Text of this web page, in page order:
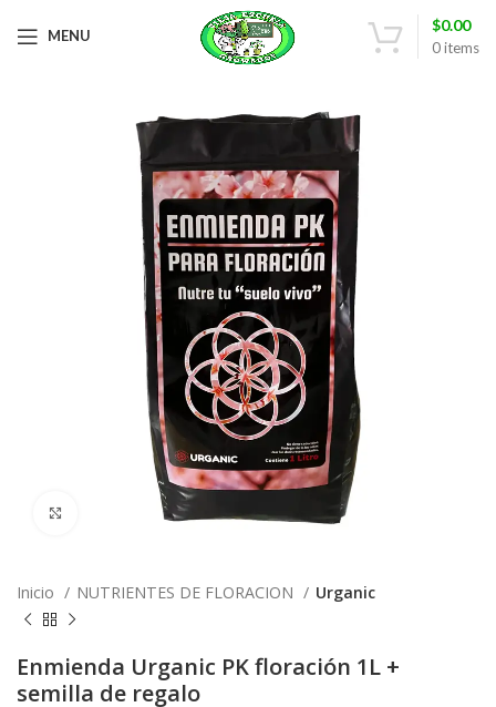
MENU
0items
$0.00
Click to enlarge
Inicio NUTRIENTES DE FLORACION Urganic
Enmienda Urganic PK floración 1L +
semilla de regalo